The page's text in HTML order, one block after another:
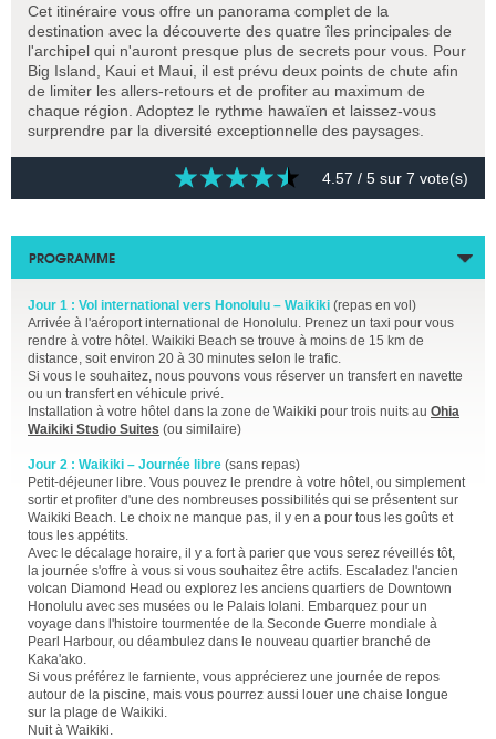
Cet itinéraire vous offre un panorama complet de la
destination avec la découverte des quatre îles principales de
l'archipel qui n'auront presque plus de secrets pour vous. Pour
Big Island, Kaui et Maui, il est prévu deux points de chute afin
de limiter les allers-retours et de profiter au maximum de
chaque région. Adoptez le rythme hawaïen et laissez-vous
surprendre par la diversité exceptionnelle des paysages.
4.57 / 5 sur 7 vote(s)
PROGRAMME
Jour 1 : Vol international vers Honolulu – Waikiki (repas en vol)
Arrivée à l'aéroport international de Honolulu. Prenez un taxi pour vous
rendre à votre hôtel. Waikiki Beach se trouve à moins de 15 km de
distance, soit environ 20 à 30 minutes selon le trafic.
Si vous le souhaitez, nous pouvons vous réserver un transfert en navette
ou un transfert en véhicule privé.
Installation à votre hôtel dans la zone de Waikiki pour trois nuits au Ohia
Waikiki Studio Suites (ou similaire)
Jour 2 : Waikiki – Journée libre (sans repas)
Petit-déjeuner libre. Vous pouvez le prendre à votre hôtel, ou simplement
sortir et profiter d'une des nombreuses possibilités qui se présentent sur
Waikiki Beach. Le choix ne manque pas, il y en a pour tous les goûts et
tous les appétits.
Avec le décalage horaire, il y a fort à parier que vous serez réveillés tôt,
la journée s'offre à vous si vous souhaitez être actifs. Escaladez l'ancien
volcan Diamond Head ou explorez les anciens quartiers de Downtown
Honolulu avec ses musées ou le Palais Iolani. Embarquez pour un
voyage dans l'histoire tourmentée de la Seconde Guerre mondiale à
Pearl Harbour, ou déambulez dans le nouveau quartier branché de
Kaka'ako.
Si vous préférez le farniente, vous apprécierez une journée de repos
autour de la piscine, mais vous pourrez aussi louer une chaise longue
sur la plage de Waikiki.
Nuit à Waikiki.